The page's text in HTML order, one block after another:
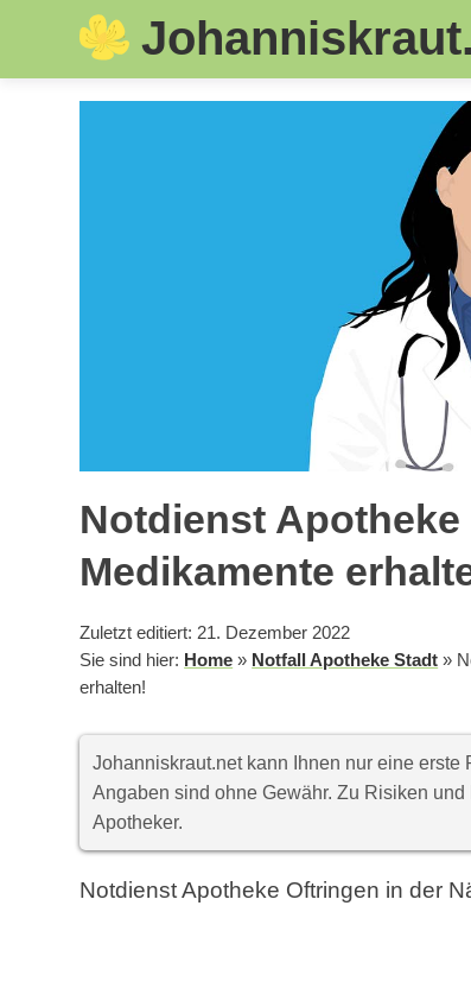
Notdienst Apotheke
Medikamente
Zuletzt editiert: 21. Dezember 2022
Sie sind hier: Home » Notfall Apotheke Stadt »
erhalten!
Johanniskraut.net kann Ihnen nur eine
Angaben sind ohne Gewähr. Zu Risiken
Apotheker.
Notdienst Apotheke Oftringen in der